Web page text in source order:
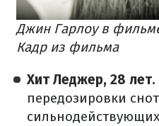
Джин Гарлоу в
Кадр из фильма
Хит Леджер, 28 лет.
передозировки